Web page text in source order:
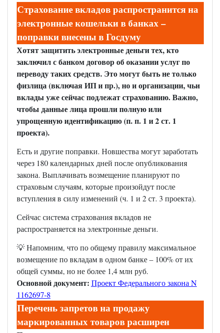
Страхование вкладов распространится на
электронные кошельки в банках –
поправки внесены в Госдуму
Хотят защитить электронные деньги тех, кто
заключил с банком договор об оказании услуг по
переводу таких средств. Это могут быть не только
физлица (включая ИП и пр.), но и организации, чьи
вклады уже сейчас подлежат страхованию. Важно,
чтобы данные лица прошли полную или
упрощенную идентификацию (п. п. 1 и 2 ст. 1
проекта).
Есть и другие поправки. Новшества могут заработать
через 180 календарных дней после опубликования
закона. Выплачивать возмещение планируют по
страховым случаям, которые произойдут после
вступления в силу изменений (ч. 1 и 2 ст. 3 проекта).
Сейчас система страхования вкладов не
распространяется на электронные деньги.
💡 Напомним, что по общему правилу максимальное
возмещение по вкладам в одном банке – 100% от их
общей суммы, но не более 1,4 млн руб.
Основной документ: Проект Федерального закона N
1162697-8
Перечень запретов на продажу
маркированных товаров расширен